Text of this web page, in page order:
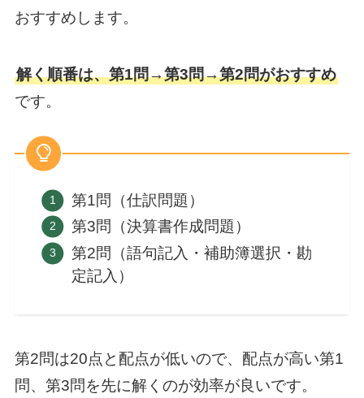
おすすめします。
解く順番は、第1問→第3問→第2問がおすすめ
です。
第1問（仕訳問題）
第3問（決算書作成問題）
第2問（語句記入・補助簿選択・勘
定記入）
第2問は20点と配点が低いので、配点が高い第1
問、第3問を先に解くのが効率が良いです。